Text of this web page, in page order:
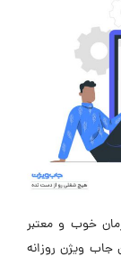
خوب و معتبر
جاب ویژن روزانه